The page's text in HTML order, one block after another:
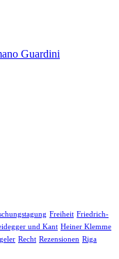
Guardini
Freiheit Friedrich-
und Kant Heiner Klemme
Recht Rezensionen Riga